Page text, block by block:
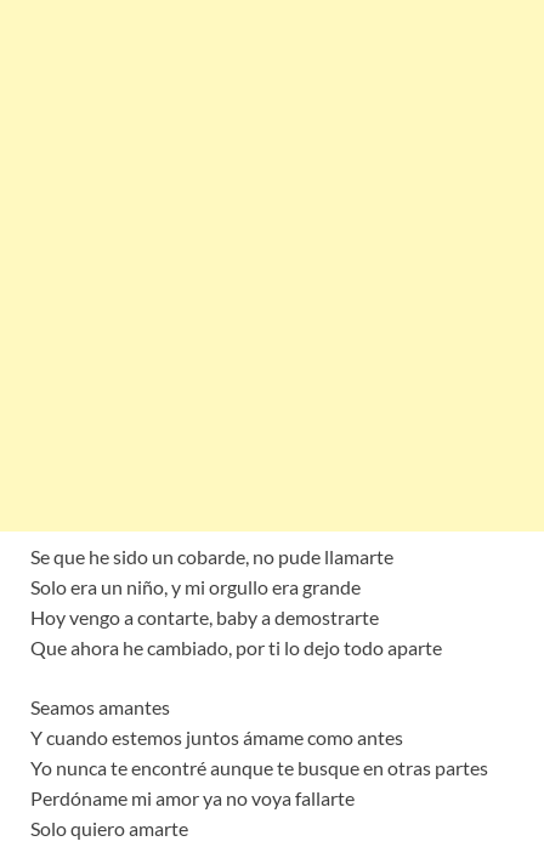
Se que he sido un cobarde, no pude llamarte
Solo era un niño, y mi orgullo era grande
Hoy vengo a contarte, baby a demostrarte
Que ahora he cambiado, por ti lo dejo todo aparte
Seamos amantes
Y cuando estemos juntos ámame como antes
Yo nunca te encontré aunque te busque en otras partes
Perdóname mi amor ya no voya fallarte
Solo quiero amarte